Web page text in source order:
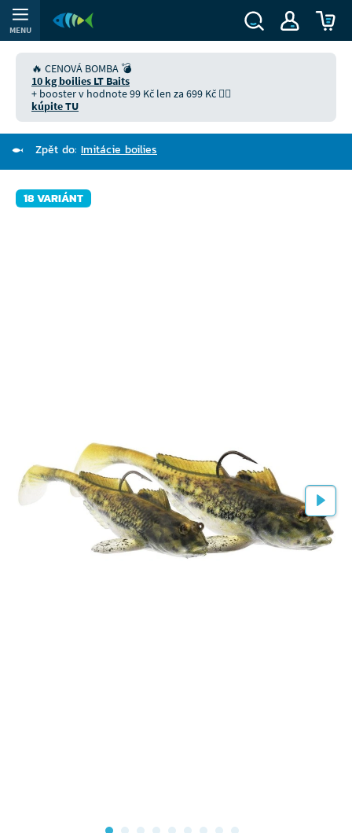
MENU
🔥 CENOVÁ BOMBA 💣
10 kg boilies LT Baits
+ booster v hodnote 99 Kč len za 699 Kč 👉🏻
kúpite TU
Zpět do: Imitácie boilies
18 VARIÁNT